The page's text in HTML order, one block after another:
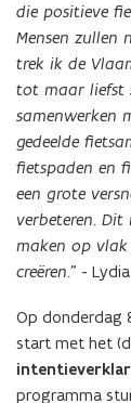
die positieve
Mensen zullen
trek ik de
tot maar liefst
samenwerken
gedeelde
fietspaden en
een grote
verbeteren.
maken op vlak
creëren.” -
Op donderdag
start met het
programma